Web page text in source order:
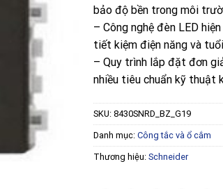
bảo độ bền trong môi
– Công nghệ đèn LED
tiết kiệm điện năng và
– Quy trình lắp đặt đơn
nhiều tiêu chuẩn kỹ thuật
SKU: 8430SNRD_BZ_G19
Danh mục: Công tắc và ổ cắm
Thương hiệu: Schneider